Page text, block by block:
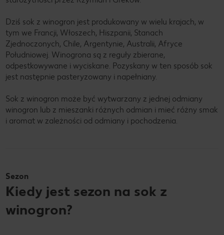
Dziś sok z winogron jest produkowany w wielu krajach, w
tym we Francji, Włoszech, Hiszpanii, Stanach
Zjednoczonych, Chile, Argentynie, Australii, Afryce
Południowej. Winogrona są z reguły zbierane,
odpestkowywane i wyciskane. Pozyskany w ten sposób sok
jest następnie pasteryzowany i napełniany.
Sok z winogron może być wytwarzany z jednej odmiany
winogron lub z mieszanki różnych odmian i mieć różny smak
i aromat w zależności od odmiany i pochodzenia.
Sezon
Kiedy jest sezon na sok z
winogron?